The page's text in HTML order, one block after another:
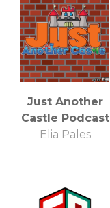
Just Another
Castle Podcast
Elia Pales